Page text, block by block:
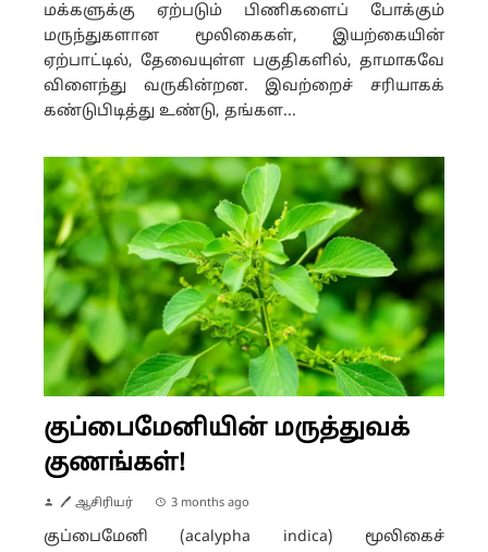
மக்களுக்கு ஏற்படும் பிணிகளைப் போக்கும்
மருந்துகளான மூலிகைகள், இயற்கையின்
ஏற்பாட்டில், தேவையுள்ள பகுதிகளில், தாமாகவே
விளைந்து வருகின்றன. இவற்றைச் சரியாகக்
கண்டுபிடித்து உண்டு, தங்கள...
குப்பைமேனியின் மருத்துவக்
குணங்கள்!
🖊 ஆசிரியர் 3 months ago
குப்பைமேனி (acalypha indica) மூலிகைச்